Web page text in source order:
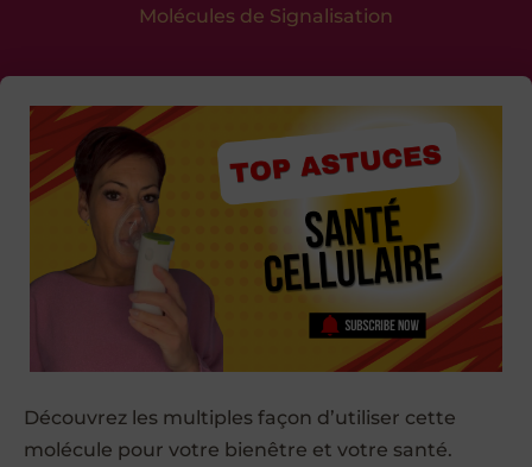
Molécules de Signalisation
Découvrez les multiples façon d’utiliser cette
molécule pour votre bienêtre et votre santé.